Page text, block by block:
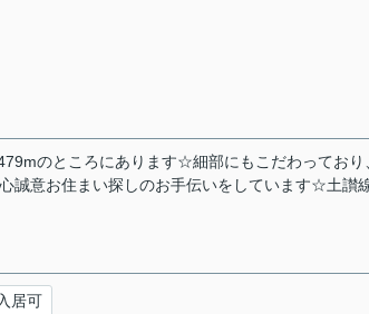
のところにあります☆細部にもこだわっており
誠意お住まい探しのお手伝いをしています☆土讃
居可